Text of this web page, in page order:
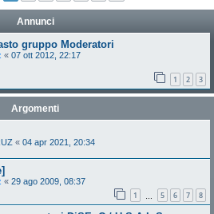
Annunci
gruppo Moderatori
« 07 ott 2012, 22:17
1 2 3
Argomenti
« 04 apr 2021, 20:34
« 29 ago 2009, 08:37
1 5 6 7 8